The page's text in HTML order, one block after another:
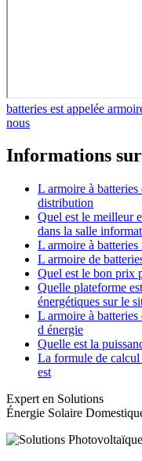
batteries est appelée
nous
Informations
L armoire à
distribution
Quel est le meilleur
dans la salle
L armoire à batteries
L armoire de
Quel est le bon prix
Quelle plateforme
énergétiques sur le
L armoire à
d énergie
Quelle est la
La formule de calcul
est
Expert en Solutions
Énergie Solaire